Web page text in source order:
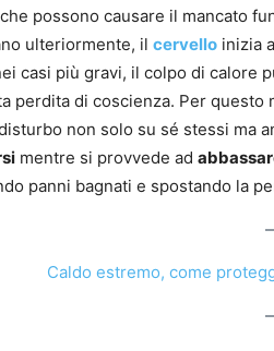
possono causare il mancato
ulteriormente, il cervello inizia
casi più gravi, il colpo di calore
perdita di coscienza. Per
non solo su sé stessi ma
mentre si provvede ad
panni bagnati e spostando la
Caldo estremo, come